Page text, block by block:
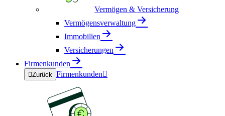
Vermögen & Versicherung
Vermögensverwaltung
Immobilien
Versicherungen
Firmenkunden
Zurück Firmenkunden